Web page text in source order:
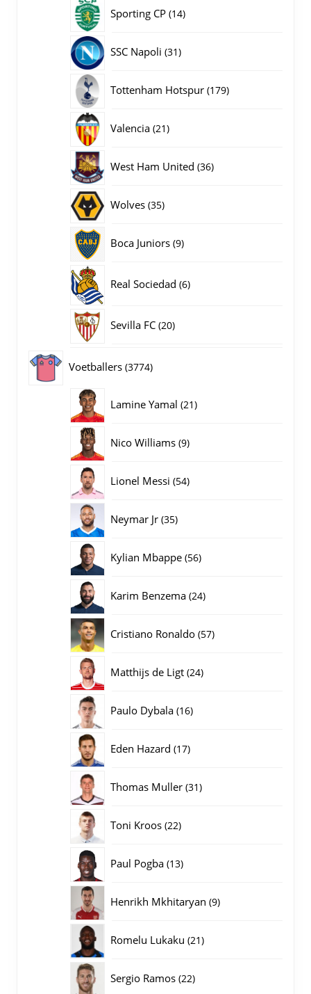
Sporting CP 1414
SSC Napoli 3131
Tottenham Hotspur 179179
Valencia 2121
West Ham United 3636
Wolves 3535
Boca Juniors 99
Real Sociedad 66
Sevilla FC 2020
Voetballers 37743774
Lamine Yamal 2121
Nico Williams 99
Lionel Messi 5454
Neymar Jr 3535
Kylian Mbappe 5656
Karim Benzema 2424
Cristiano Ronaldo 5757
Matthijs de Ligt 2424
Paulo Dybala 1616
Eden Hazard 1717
Thomas Muller 3131
Toni Kroos 2222
Paul Pogba 1313
Henrikh Mkhitaryan 99
Romelu Lukaku 2121
Sergio Ramos 2222